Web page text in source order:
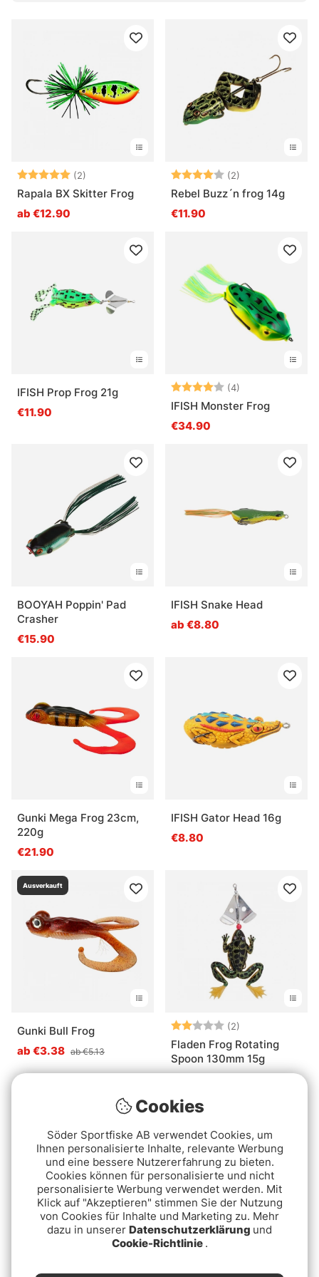
Was ist der Vorteil von weedless montierten
Haken?
Bewertung:(2)
5.0 von 5 Sternen
Rapala BX Skitter Frog
ab €12.90
Bewertung:(2)
Rebel Buzz´n frog 14g
€11.90
IFISH Prop Frog 21g
€11.90
Bewertung:(4)
IFISH Monster Frog
€34.90
BOOYAH Poppin' Pad
Crasher
€15.90
IFISH Snake Head
ab €8.80
Gunki Mega Frog 23cm,
220g
€21.90
IFISH Gator Head 16g
€8.80
Ausverkauft
Gunki Bull Frog
ab €3.38 ab €5.13
Bewertung:(2)
Fladen Frog Rotating
Spoon 130mm 15g
4,7cm
Bewertung:
Savage Gear Tough Toad
Cookies
Söder Sportfiske AB verwendet Cookies, um
Ihnen personalisierte Inhalte, relevante Werbung
und eine bessere Nutzererfahrung zu bieten.
Cookies können für personalisierte und nicht
personalisierte Werbung verwendet werden. Mit
Klick auf "Akzeptieren" stimmen Sie der Nutzung
von Cookies für Inhalte und Marketing zu. Mehr
dazu in unserer Datenschutzerklärung und
Cookie-Richtlinie .